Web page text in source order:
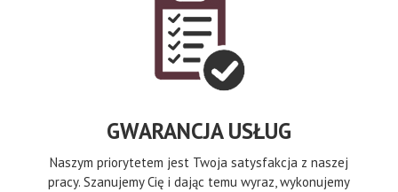
GWARANCJA USŁUG
Naszym priorytetem jest Twoja satysfakcja z naszej
pracy. Szanujemy Cię i dając temu wyraz, wykonujemy